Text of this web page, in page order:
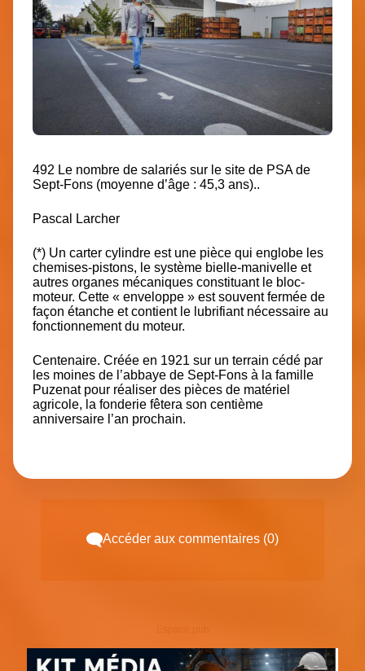
492 Le nombre de salariés sur le site de PSA de
Sept-Fons (moyenne d’âge : 45,3 ans)..
Pascal Larcher
(*) Un carter cylindre est une pièce qui englobe les
chemises-pistons, le système bielle-manivelle et
autres organes mécaniques constituant le bloc-
moteur. Cette « enveloppe » est souvent fermée de
façon étanche et contient le lubrifiant nécessaire au
fonctionnement du moteur.
Centenaire. Créée en 1921 sur un terrain cédé par
les moines de l’abbaye de Sept-Fons à la famille
Puzenat pour réaliser des pièces de matériel
agricole, la fonderie fêtera son centième
anniversaire l’an prochain.
Accéder aux commentaires (0)